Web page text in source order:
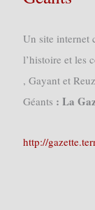
Un site internet
l’histoire et les
, Gayant et
Géants : La
http://